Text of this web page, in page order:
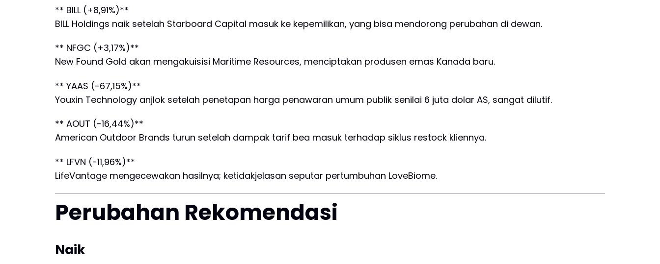
** BILL (+8,91%)**
BILL Holdings naik setelah Starboard Capital masuk ke kepemilikan, yang bisa mendorong perubahan di dewan.
** NFGC (+3,17%)**
New Found Gold akan mengakuisisi Maritime Resources, menciptakan produsen emas Kanada baru.
** YAAS (-67,15%)**
Youxin Technology anjlok setelah penetapan harga penawaran umum publik senilai 6 juta dolar AS, sangat dilutif.
** AOUT (-16,44%)**
American Outdoor Brands turun setelah dampak tarif bea masuk terhadap siklus restock kliennya.
** LFVN (-11,96%)**
LifeVantage mengecewakan hasilnya; ketidakjelasan seputar pertumbuhan LoveBiome.
Perubahan Rekomendasi
Naik